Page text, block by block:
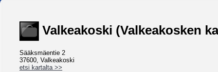
Valkeakoski (Valkeakosken
Sääksmäentie 2
37600, Valkeakoski
etsi kartalta >>